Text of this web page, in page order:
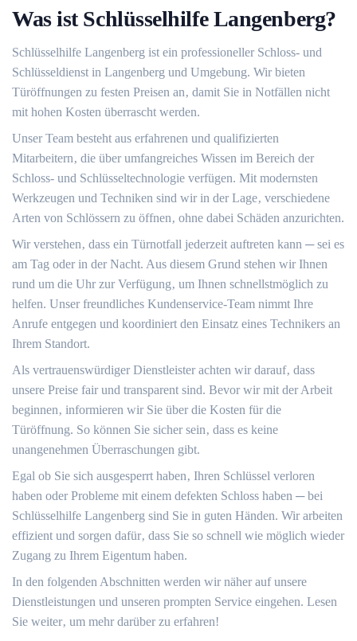
Was ist Schlüsselhilfe Langenberg?​
Schlüsselhilfe Langenberg ist ein professioneller Schloss- und
Schlüsseldienst in Langenberg und Umgebung.​ Wir bieten
Türöffnungen zu festen Preisen an‚ damit Sie in Notfällen nicht
mit hohen Kosten überrascht werden.
Unser Team besteht aus erfahrenen und qualifizierten
Mitarbeitern‚ die über umfangreiches Wissen im Bereich der
Schloss- und Schlüsseltechnologie verfügen.​ Mit modernsten
Werkzeugen und Techniken sind wir in der Lage‚ verschiedene
Arten von Schlössern zu öffnen‚ ohne dabei Schäden anzurichten.​
Wir verstehen‚ dass ein Türnotfall jederzeit auftreten kann ─ sei es
am Tag oder in der Nacht.​ Aus diesem Grund stehen wir Ihnen
rund um die Uhr zur Verfügung‚ um Ihnen schnellstmöglich zu
helfen.​ Unser freundliches Kundenservice-Team nimmt Ihre
Anrufe entgegen und koordiniert den Einsatz eines Technikers an
Ihrem Standort.​
Als vertrauenswürdiger Dienstleister achten wir darauf‚ dass
unsere Preise fair und transparent sind.​ Bevor wir mit der Arbeit
beginnen‚ informieren wir Sie über die Kosten für die
Türöffnung.​ So können Sie sicher sein‚ dass es keine
unangenehmen Überraschungen gibt.
Egal ob Sie sich ausgesperrt haben‚ Ihren Schlüssel verloren
haben oder Probleme mit einem defekten Schloss haben ─ bei
Schlüsselhilfe Langenberg sind Sie in guten Händen.​ Wir arbeiten
effizient und sorgen dafür‚ dass Sie so schnell wie möglich wieder
Zugang zu Ihrem Eigentum haben.​
In den folgenden Abschnitten werden wir näher auf unsere
Dienstleistungen und unseren prompten Service eingehen.​ Lesen
Sie weiter‚ um mehr darüber zu erfahren!​